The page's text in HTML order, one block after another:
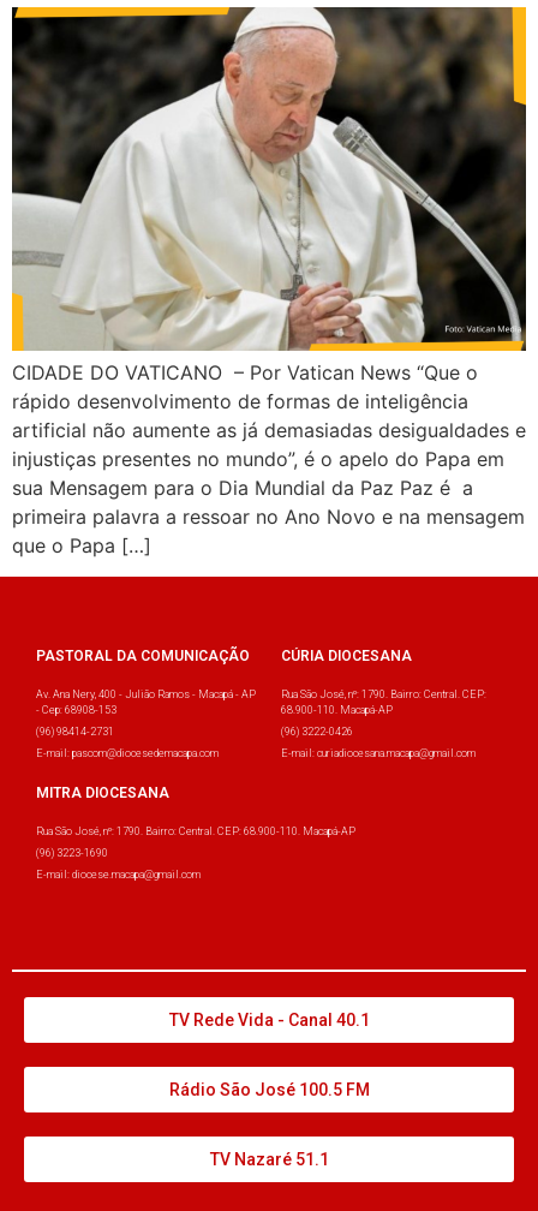
CIDADE DO VATICANO – Por Vatican News “Que o
rápido desenvolvimento de formas de inteligência
artificial não aumente as já demasiadas desigualdades e
injustiças presentes no mundo”, é o apelo do Papa em
sua Mensagem para o Dia Mundial da Paz Paz é a
primeira palavra a ressoar no Ano Novo e na mensagem
que o Papa […]
PASTORAL DA COMUNICAÇÃO
Av. Ana Nery, 400 - Julião Ramos - Macapá - AP
- Cep: 68908-153
(96) 98414-2731
E-mail: pascom@diocesedemacapa.com
CÚRIA DIOCESANA
Rua São José, nº: 1790. Bairro: Central. CEP:
68.900-110. Macapá-AP
(96) 3222-0426
E-mail: curiadiocesana.macapa@gmail.com
MITRA DIOCESANA
Rua São José, nº: 1790. Bairro: Central. CEP: 68.900-110. Macapá-AP
(96) 3223-1690
E-mail: diocese.macapa@gmail.com
TV Rede Vida - Canal 40.1
Rádio São José 100.5 FM
TV Nazaré 51.1